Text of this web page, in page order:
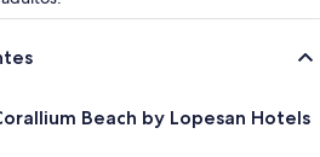
Beach by Lopesan Hotels